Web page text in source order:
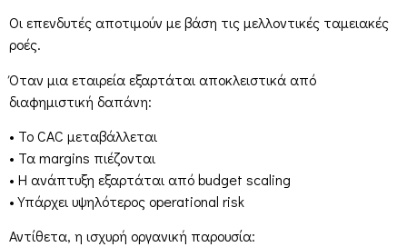
Οι επενδυτές αποτιμούν με βάση τις μελλοντικές ταμειακές
ροές.
Όταν μια εταιρεία εξαρτάται αποκλειστικά από
διαφημιστική δαπάνη:
• Το CAC μεταβάλλεται
• Τα margins πιέζονται
• Η ανάπτυξη εξαρτάται από budget scaling
• Υπάρχει υψηλότερος operational risk
Αντίθετα, η ισχυρή οργανική παρουσία: